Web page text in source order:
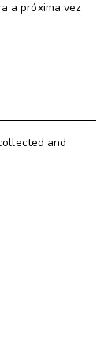
a próxima vez
and